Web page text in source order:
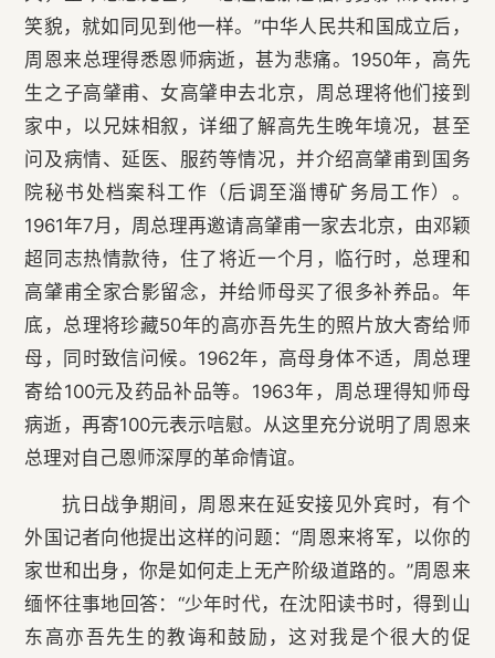
笑貌，就如同见到他一样。”中华人民共和国成立后，
周恩来总理得悉恩师病逝，甚为悲痛。1950年，高先
生之子高肈甫、女高肈申去北京，周总理将他们接到
家中，以兄妹相叙，详细了解高先生晚年境况，甚至
问及病情、延医、服药等情况，并介绍高肈甫到国务
院秘书处档案科工作（后调至淄博矿务局工作）。
1961年7月，周总理再邀请高肈甫一家去北京，由邓颖
超同志热情款待，住了将近一个月，临行时，总理和
高肈甫全家合影留念，并给师母买了很多补养品。年
底，总理将珍藏50年的高亦吾先生的照片放大寄给师
母，同时致信问候。1962年，高母身体不适，周总理
寄给100元及药品补品等。1963年，周总理得知师母
病逝，再寄100元表示唁慰。从这里充分说明了周恩来
总理对自己恩师深厚的革命情谊。
抗日战争期间，周恩来在延安接见外宾时，有个
外国记者向他提出这样的问题：“周恩来将军，以你的
家世和出身，你是如何走上无产阶级道路的。”周恩来
缅怀往事地回答：“少年时代，在沈阳读书时，得到山
东高亦吾先生的教诲和鼓励，这对我是个很大的促